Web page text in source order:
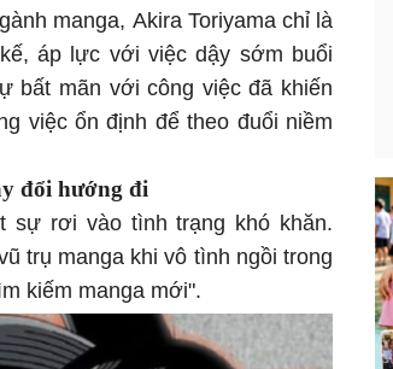
manga, Akira Toriyama chỉ là
áp lực với việc dậy sớm buổi
bất mãn với công việc đã khiến
việc ổn định để theo đuổi niềm
đổi hướng đi
sự rơi vào tình trạng khó khăn.
trụ manga khi vô tình ngồi trong
kiếm manga mới".